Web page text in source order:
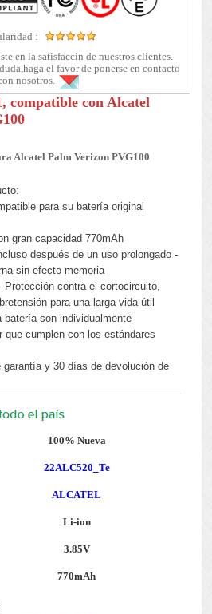
:
en la satisfaccin de nuestros clientes.
el favor de ponerse en contacto
nosotros.
compatible con Alcatel
Alcatel Palm Verizon PVG100
para su batería original
gran capacidad 770mAh
después de un uso prolongado -
sin efecto memoria
contra el cortocircuito,
para una larga vida útil
son individualmente
que cumplen con los estándares
y 30 días de devolución de
100% Nueva
22ALC520_Te
ALCATEL
Li-ion
3.85V
770mAh